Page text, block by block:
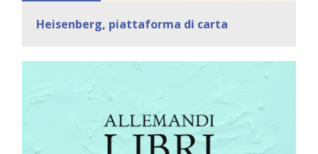
Heisenberg, piattaforma di carta